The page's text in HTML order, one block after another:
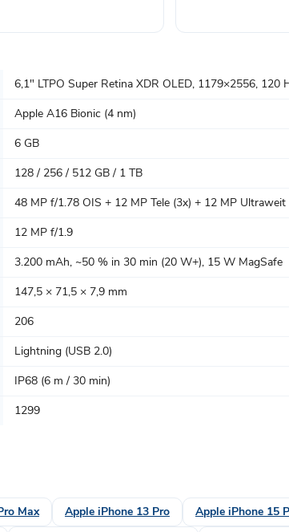
6,1" LTPO Super Retina XDR OLED, 1179×2556,
Apple A16 Bionic (4 nm)
6 GB
128 / 256 / 512 GB / 1 TB
48 MP f/1.78 OIS + 12 MP Tele (3x) + 12 MP Ultraweit
12 MP f/1.9
3.200 mAh, ~50 % in 30 min (20 W+), 15 W MagSafe
147,5 × 71,5 × 7,9 mm
206
Lightning (USB 2.0)
IP68 (6 m / 30 min)
1299
Max Apple iPhone 13 Pro Apple iPhone 15